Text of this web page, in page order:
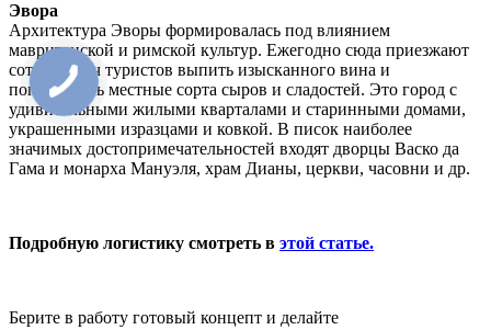
Эвора
Архитектура Эворы формировалась под влиянием
мавританской и римской культур. Ежегодно сюда приезжают
сотни тысяч туристов выпить изысканного вина и
попробовать местные сорта сыров и сладостей. Это город с
удивительными жилыми кварталами и старинными домами,
украшенными изразцами и ковкой. В писок наиболее
значимых достопримечательностей входят дворцы Васко да
Гама и монарха Мануэля, храм Дианы, церкви, часовни и др.
Подробную логистику смотреть в этой статье.
Берите в работу готовый концепт и делайте